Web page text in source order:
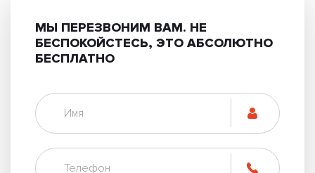
МЫ ПЕРЕЗВОНИМ ВАМ. НЕ
БЕСПОКОЙСТЕСЬ, ЭТО АБСОЛЮТНО
БЕСПЛАТНО